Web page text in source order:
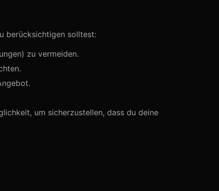
berücksichtigen solltest:
zu vermeiden.
um sicherzustellen, dass du deine